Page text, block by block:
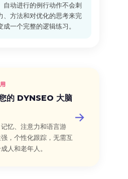
自动进行的例行动作不会刺
、方法和对优化的思考来完
一个完整的逻辑练习。
的 DYNSEO 大脑
忆、注意力和语言游
，个性化跟踪，无需互
人和老年人。
→